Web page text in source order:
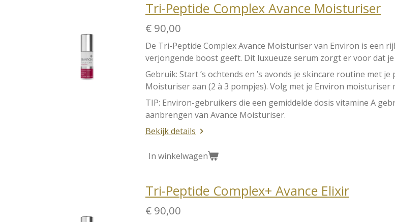
Tri-Peptide Complex Avance Moisturiser
€ 90,00
De Tri-Peptide Complex Avance Moisturiser van Environ is een
verjongende boost geeft. Dit luxueuze serum zorgt er voor dat
Gebruik: Start ’s ochtends en ’s avonds je skincare routine met
Moisturiser aan (2 à 3 pompjes). Volg met je Environ moisturiser
TIP: Environ-gebruikers die een gemiddelde dosis vitamine A
aanbrengen van Avance Moisturiser.
Bekijk details
In winkelwagen
Tri-Peptide Complex+ Avance Elixir
€ 90,00